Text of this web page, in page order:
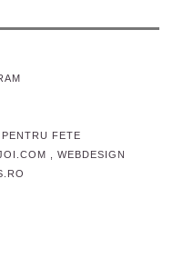
FETE
, WEBDESIGN